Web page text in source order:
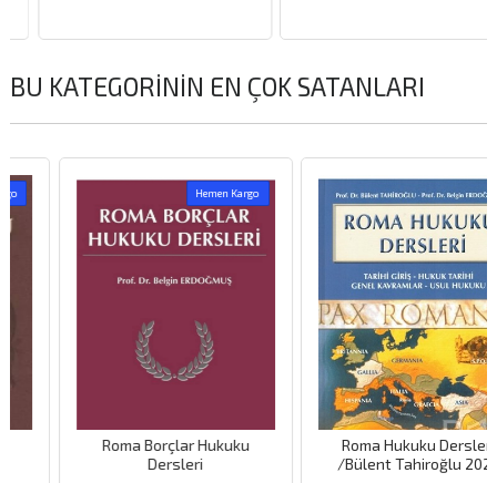
BU KATEGORININ EN ÇOK SATANLARI
Hemen Kargo
Roma Borçlar Hukuku
Dersleri
Roma Hukuku Dersleri
/Bülent Tahiroğlu 2023